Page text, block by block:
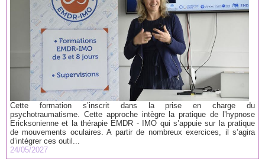
Cette formation s’inscrit dans la prise en charge du
psychotraumatisme. Cette approche intègre la pratique de l’hypnose
Ericksonienne et la thérapie EMDR - IMO qui s’appuie sur la pratique
de mouvements oculaires. A partir de nombreux exercices, il s’agira
d’intégrer ces outil...
24/05/2027